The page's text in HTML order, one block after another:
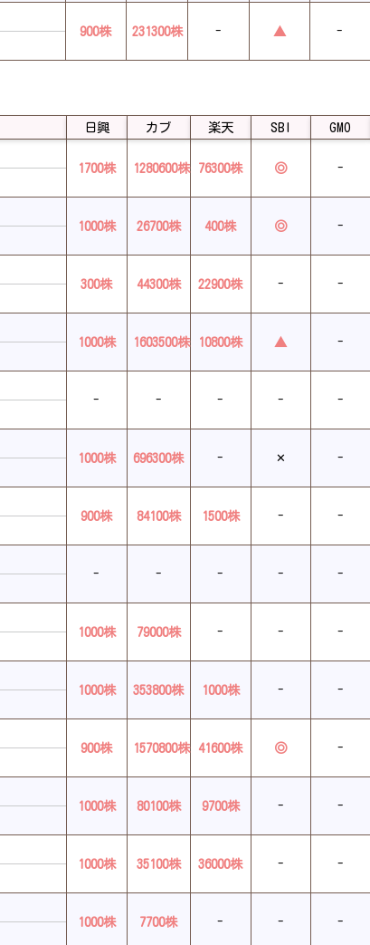
900株 231300株 - ▲ -
日興 カブ 楽天 SBI GMO
1700株 1280600株 76300株 ◎ -
1000株 26700株 400株 ◎ -
300株 44300株 22900株 - -
1000株 1603500株 10800株 ▲ -
- - - - -
1000株 696300株 - ✕ -
900株 84100株 1500株 - -
- - - - -
1000株 79000株 - - -
1000株 353800株 1000株 - -
900株 1570800株 41600株 ◎ -
1000株 80100株 9700株 - -
1000株 35100株 36000株 - -
1000株 7700株 - - -